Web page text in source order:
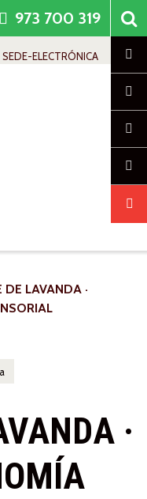
SEDE-ELECTRÓNICA
973 700 319
DE LAVANDA ·
·